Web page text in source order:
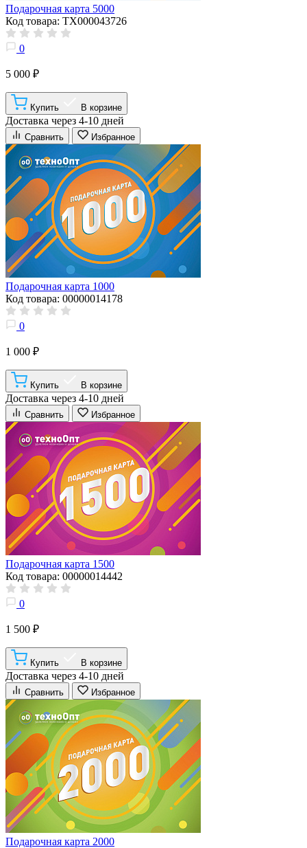
Подарочная карта 5000
Код товара: ТХ000043726
0
5 000 ₽
Купить В корзине
Доставка через 4-10 дней
Сравнить Избранное
Подарочная карта 1000
Код товара: 00000014178
0
1 000 ₽
Купить В корзине
Доставка через 4-10 дней
Сравнить Избранное
Подарочная карта 1500
Код товара: 00000014442
0
1 500 ₽
Купить В корзине
Доставка через 4-10 дней
Сравнить Избранное
Подарочная карта 2000